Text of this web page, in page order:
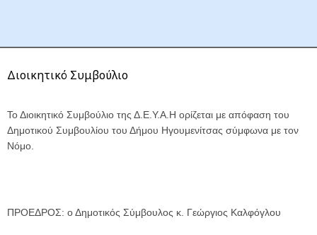
Διοικητικό Συμβούλιο
Το Διοικητικό Συμβούλιο της Δ.Ε.Υ.Α.Η ορίζεται με απόφαση του
Δημοτικού Συμβουλίου του Δήμου Ηγουμενίτσας σύμφωνα με τον
Νόμο.
ΠΡΟΕΔΡΟΣ: ο Δημοτικός Σύμβουλος κ. Γεώργιος Καλφόγλου